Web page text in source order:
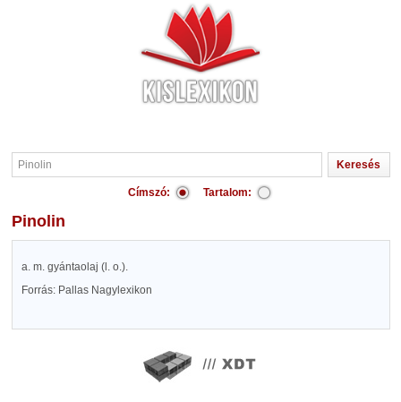
Címszó: Tartalom:
Pinolin
a. m. gyántaolaj (l. o.).
Forrás: Pallas Nagylexikon